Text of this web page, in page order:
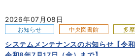
2026年07月08日
お知らせ 中央図書館 多
システムメンテナンスのお知らせ【令